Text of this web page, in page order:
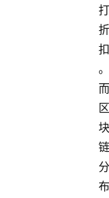
打
折
扣
。
而
区
块
链
分
布